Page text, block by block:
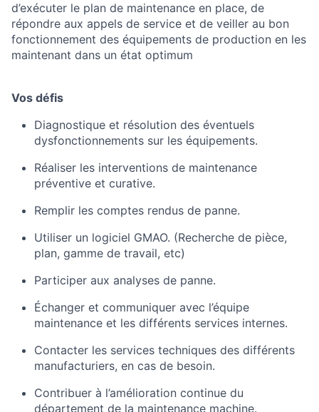
d’exécuter le plan de maintenance en place, de
répondre aux appels de service et de veiller au bon
fonctionnement des équipements de production en les
maintenant dans un état optimum
Vos défis
Diagnostique et résolution des éventuels
dysfonctionnements sur les équipements.
Réaliser les interventions de maintenance
préventive et curative.
Remplir les comptes rendus de panne.
Utiliser un logiciel GMAO. (Recherche de pièce,
plan, gamme de travail, etc)
Participer aux analyses de panne.
Échanger et communiquer avec l’équipe
maintenance et les différents services internes.
Contacter les services techniques des différents
manufacturiers, en cas de besoin.
Contribuer à l’amélioration continue du
département de la maintenance machine.